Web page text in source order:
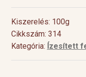
Kiszerelés: 100g
Cikkszám: 314
Kategória: Ízesített